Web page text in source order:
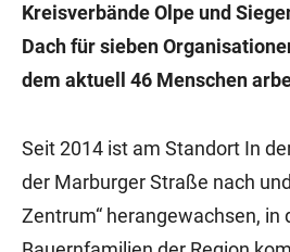
Kreisverbände Olpe und
Dach für sieben
dem aktuell 46 Menschen
Seit 2014 ist am Standort In
der Marburger Straße nach
Zentrum“ herangewachsen, in